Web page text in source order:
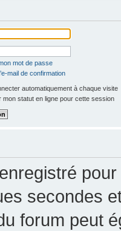
mot de passe
mail de confirmation
automatiquement à chaque visite
mon statut en ligne pour cette session
secondes
forum peut